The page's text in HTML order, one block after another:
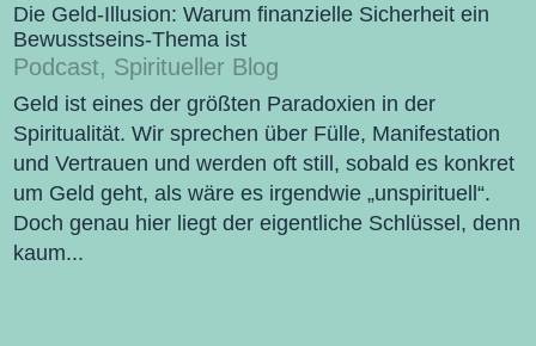
Die Geld-Illusion: Warum finanzielle Sicherheit ein
Bewusstseins-Thema ist
Podcast, Spiritueller Blog
Geld ist eines der größten Paradoxien in der
Spiritualität. Wir sprechen über Fülle, Manifestation
und Vertrauen und werden oft still, sobald es konkret
um Geld geht, als wäre es irgendwie „unspirituell“.
Doch genau hier liegt der eigentliche Schlüssel, denn
kaum...